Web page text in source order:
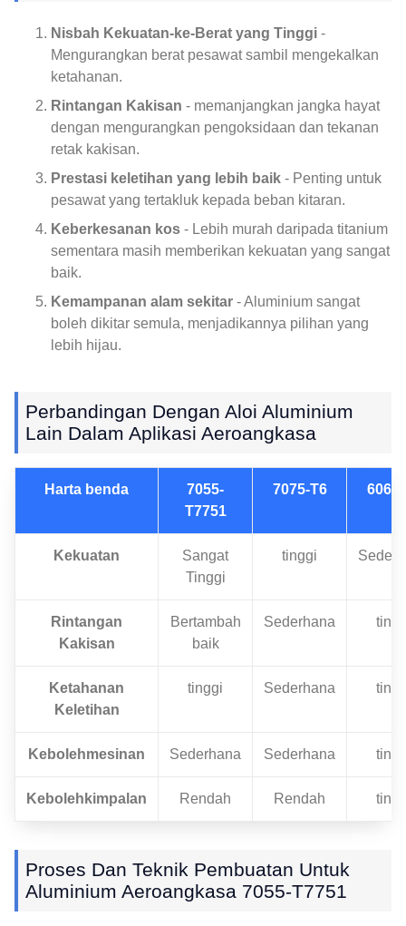
Nisbah Kekuatan-ke-Berat yang Tinggi -
Mengurangkan berat pesawat sambil mengekalkan
ketahanan.
Rintangan Kakisan - memanjangkan jangka hayat
dengan mengurangkan pengoksidaan dan tekanan
retak kakisan.
Prestasi keletihan yang lebih baik - Penting untuk
pesawat yang tertakluk kepada beban kitaran.
Keberkesanan kos - Lebih murah daripada titanium
sementara masih memberikan kekuatan yang sangat
baik.
Kemampanan alam sekitar - Aluminium sangat
boleh dikitar semula, menjadikannya pilihan yang
lebih hijau.
Perbandingan Dengan Aloi Aluminium
Lain Dalam Aplikasi Aeroangkasa
Harta benda
7055-
T7751
7075-T6
Kekuatan
Sangat
Tinggi
tinggi
Rintangan
Kakisan
Bertambah
baik
Sederhana
Ketahanan
Keletihan
tinggi Sederhana
Kebolehmesinan Sederhana Sederhana
Kebolehkimpalan Rendah Rendah
Proses Dan Teknik Pembuatan Untuk
Aluminium Aeroangkasa 7055-T7751